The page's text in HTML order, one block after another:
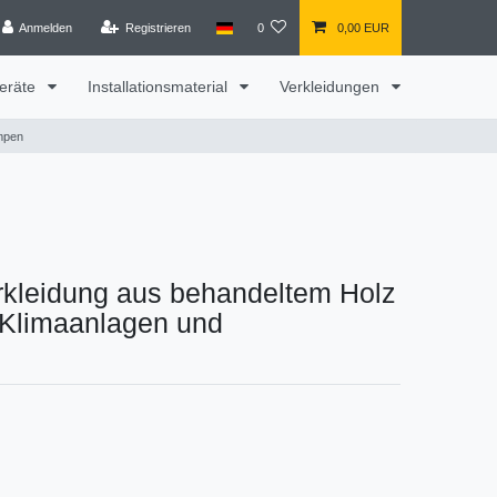
Anmelden Registrieren 0 0,00 EUR
Installationsmaterial Verkleidungen
aus behandeltem Holz
und